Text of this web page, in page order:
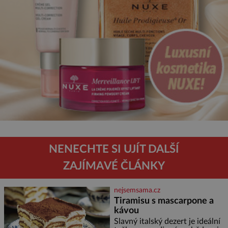
NENECHTE SI UJÍT DALŠÍ
ZAJÍMAVÉ ČLÁNKY
nejsemsama.cz
Tiramisu s mascarpone a
kávou
Slavný italský dezert je ideální